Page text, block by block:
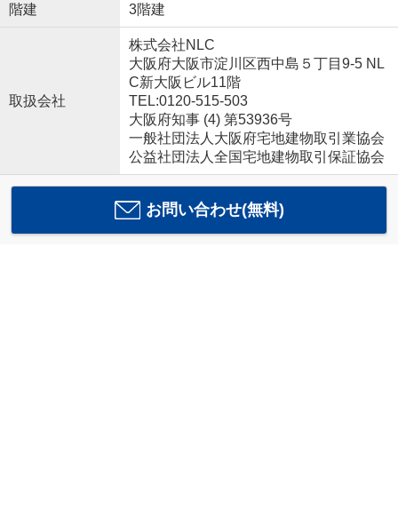
階建 3階建
取扱会社
株式会社NLC
大阪府大阪市淀川区西中島５丁目9-5 NL
C新大阪ビル11階
TEL:0120-515-503
大阪府知事 (4) 第53936号
一般社団法人大阪府宅地建物取引業協会
公益社団法人全国宅地建物取引保証協会
お問い合わせ(無料)